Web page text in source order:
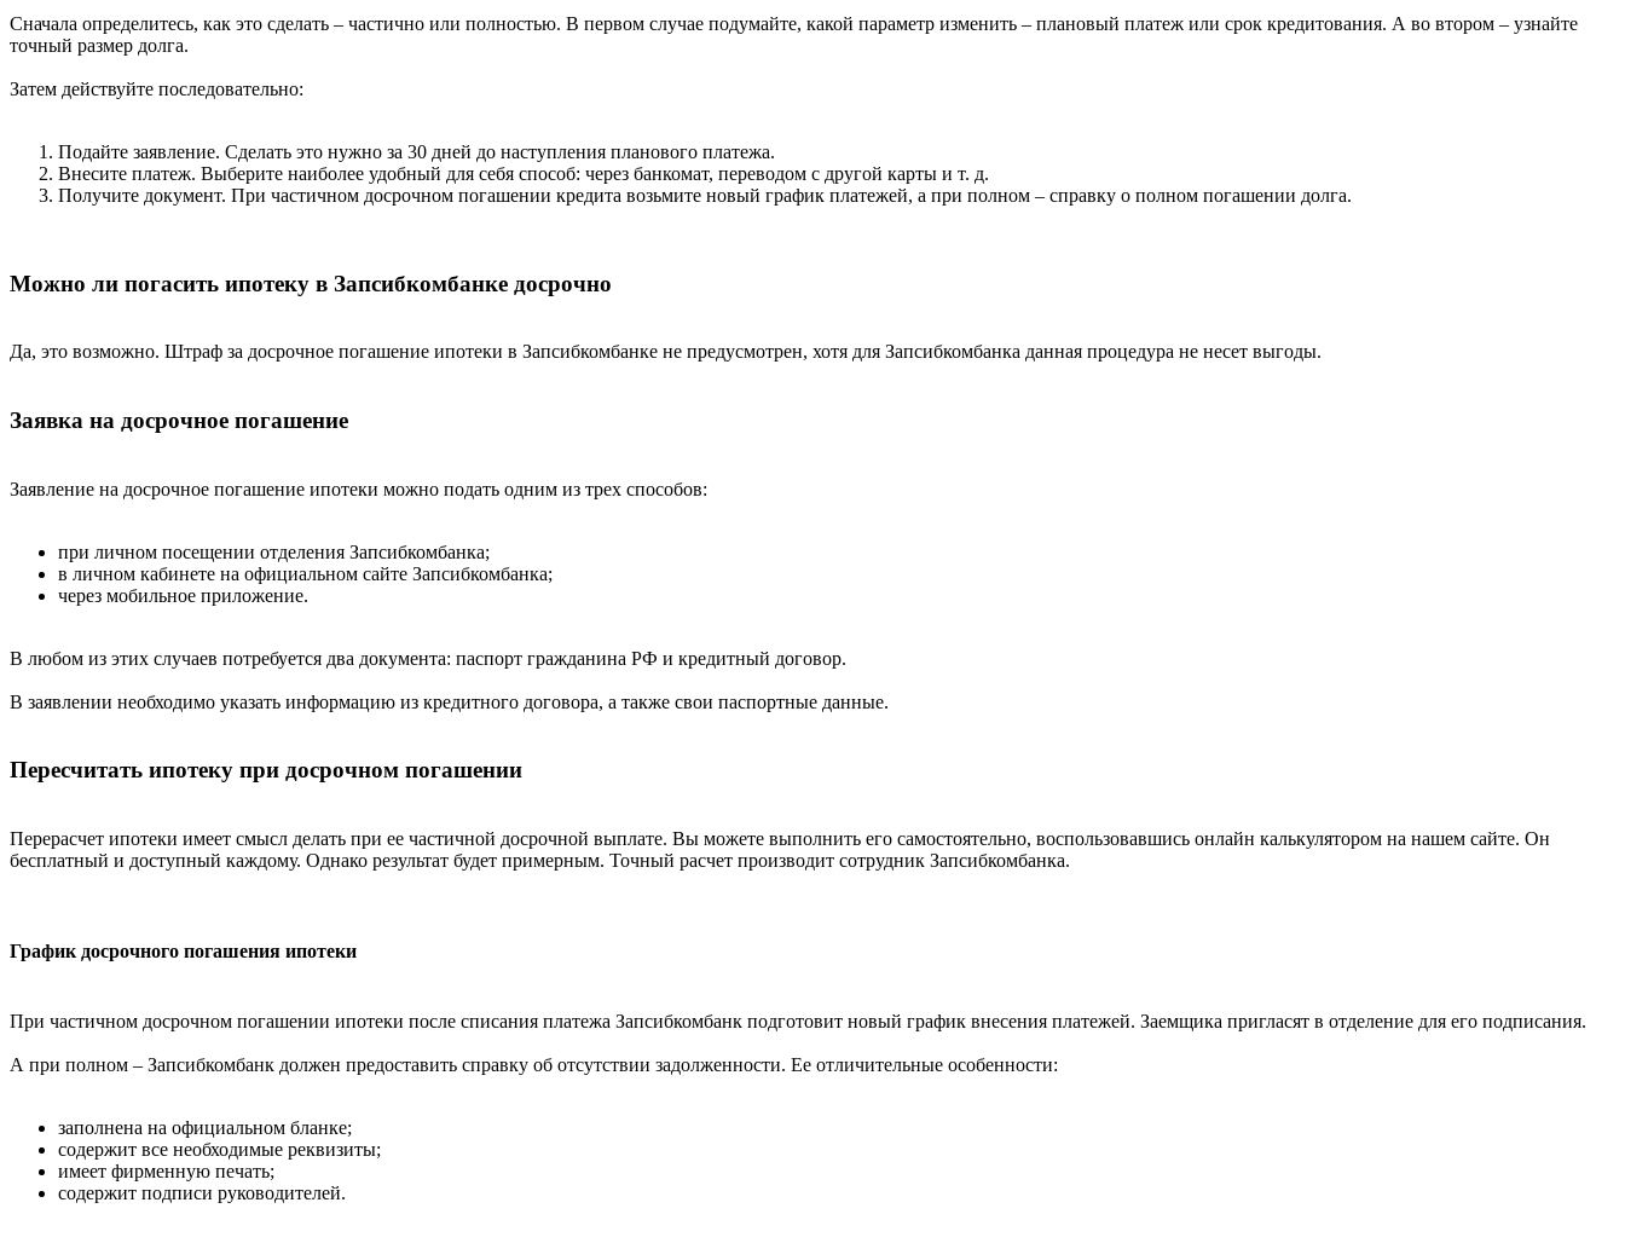
Сначала определитесь, как это сделать – частично или полностью. В первом случае подумайте, какой параметр изменить – плановый платеж или срок кредитования. А во втором – узнайте
точный размер долга.
Затем действуйте последовательно:
Подайте заявление. Сделать это нужно за 30 дней до наступления планового платежа.
Внесите платеж. Выберите наиболее удобный для себя способ: через банкомат, переводом с другой карты и т. д.
Получите документ. При частичном досрочном погашении кредита возьмите новый график платежей, а при полном – справку о полном погашении долга.
Можно ли погасить ипотеку в Запсибкомбанке досрочно
Да, это возможно. Штраф за досрочное погашение ипотеки в Запсибкомбанке не предусмотрен, хотя для Запсибкомбанка данная процедура не несет выгоды.
Заявка на досрочное погашение
Заявление на досрочное погашение ипотеки можно подать одним из трех способов:
при личном посещении отделения Запсибкомбанка;
в личном кабинете на официальном сайте Запсибкомбанка;
через мобильное приложение.
В любом из этих случаев потребуется два документа: паспорт гражданина РФ и кредитный договор.
В заявлении необходимо указать информацию из кредитного договора, а также свои паспортные данные.
Пересчитать ипотеку при досрочном погашении
Перерасчет ипотеки имеет смысл делать при ее частичной досрочной выплате. Вы можете выполнить его самостоятельно, воспользовавшись онлайн калькулятором на нашем сайте. Он
бесплатный и доступный каждому. Однако результат будет примерным. Точный расчет производит сотрудник Запсибкомбанка.
График досрочного погашения ипотеки
При частичном досрочном погашении ипотеки после списания платежа Запсибкомбанк подготовит новый график внесения платежей. Заемщика пригласят в отделение для его подписания.
А при полном – Запсибкомбанк должен предоставить справку об отсутствии задолженности. Ее отличительные особенности:
заполнена на официальном бланке;
содержит все необходимые реквизиты;
имеет фирменную печать;
содержит подписи руководителей.